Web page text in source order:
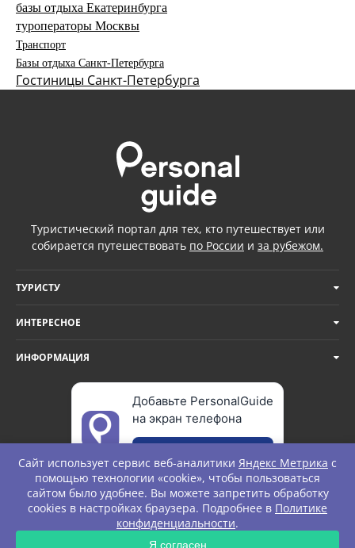
базы отдыха Екатеринбурга
туроператоры Москвы
Транспорт
Базы отдыха Санкт-Петербурга
Гостиницы Санкт-Петербурга
Туристический портал для тех, кто путешествует или
собирается путешествовать по России и за рубежом.
ТУРИСТУ
ИНТЕРЕСНОЕ
ИНФОРМАЦИЯ
Добавьте PersonalGuide
на экран телефона
© Personal Guide. All rights Reserved.
Сайт использует сервис веб-аналитики Яндекс Метрика с
помощью технологии «cookie», чтобы пользоваться
сайтом было удобнее. Вы можете запретить обработку
cookies в настройках браузера. Подробнее в Политике
конфиденциальности.
Я согласен
ЗАПРОС